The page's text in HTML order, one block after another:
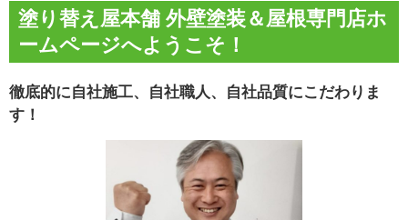
塗り替え屋本舗 外壁塗装＆屋根専門店ホ
ームページへようこそ！
徹底的に自社施工、自社職人、自社品質にこだわりま
す！